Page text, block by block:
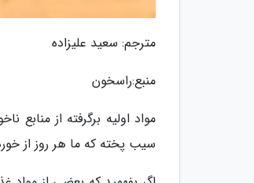
مترجم: سعید علیزاده
منبع:راسخون
مواد اولیه برگرفته از
سیب پخته که ما هر روز از